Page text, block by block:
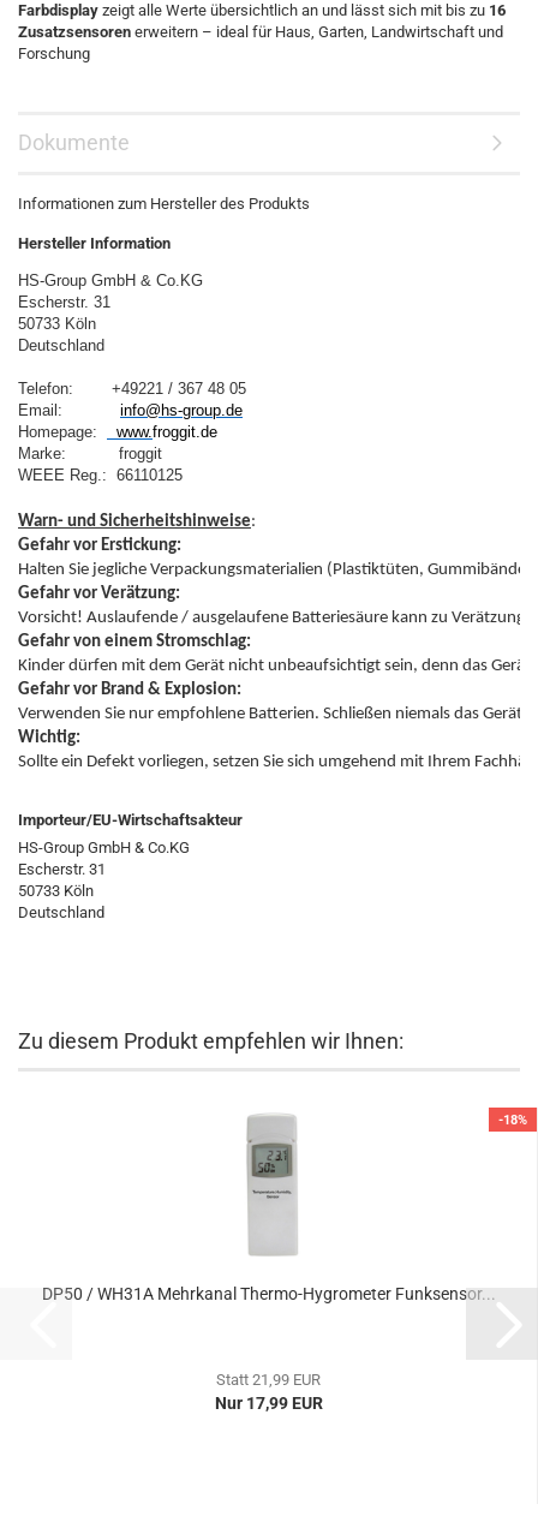
Farbdisplay zeigt alle Werte übersichtlich an und lässt sich mit bis zu 16
Zusatzsensoren erweitern – ideal für Haus, Garten, Landwirtschaft und
Forschung
Dokumente
Informationen zum Hersteller des Produkts
Hersteller Information
HS-Group GmbH & Co.KG
Escherstr. 31
50733 Köln
Deutschland
Telefon:        +49221 / 367 48 05
Email: info@hs-group.de
Homepage:
  www.
froggit.de
Marke:           froggit
WEEE Reg.:  66110125
Warn- und Sicherheitshinweise
Gefahr vor Erstickung:
Gefahr vor Verätzung:
Gefahr von einem Stromschlag:
Gefahr vor Brand & Explosion:
Wichtig:
Sollte ein Defekt vorliegen, setzen Sie sich umgehend mit Ihrem
Importeur/EU-Wirtschaftsakteur
HS-Group GmbH & Co.KG
Escherstr. 31
50733 Köln
Deutschland
Zu diesem Produkt empfehlen wir Ihnen:
-18%
DP50 / WH31A Mehrkanal Thermo-Hygrometer Funksensor...
Statt 21,99 EUR
Nur 17,99 EUR